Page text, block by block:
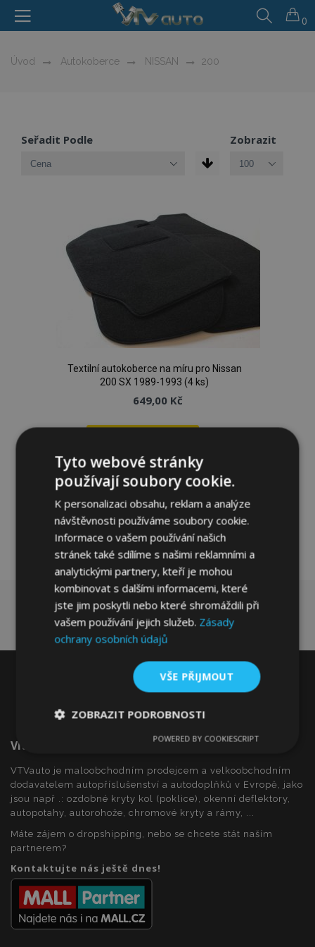
0
Úvod Autokoberce NISSAN 200
Seřadit Podle Zobrazit
Textilní autokoberce na míru pro Nissan
200 SX 1989-1993 (4 ks)
649,00 Kč
Přidat
k
oblíbeným
Vítejte Na VTVauto.cz
VTVauto je maloobchodním prodejcem a velkoobchodním
dodavatelem autopříslušenství a autodoplňků v Evropě, jako
jsou např .: ozdobné kryty kol (poklice), okenní deflektory,
autopotahy, autorohože, chromové kryty a rámy, ...
Máte zájem o dropshipping, nebo se chcete stát naším
partnerem?
Kontaktujte nás ještě dnes!
Tyto webové stránky
používají soubory cookie.
K personalizaci obsahu, reklam a analýze
návštěvnosti používáme soubory cookie.
Informace o vašem používání našich
stránek také sdílíme s našimi reklamními a
analytickými partnery, kteří je mohou
kombinovat s dalšími informacemi, které
jste jim poskytli nebo které shromáždili při
vašem používání jejich služeb. Zásady
ochrany osobních údajů
VŠE PŘIJMOUT
ZOBRAZIT PODROBNOSTI
soubory
Výkonové
Soubory
Funkční soubory
Nezbytně nutné soubory
POWERED BY COOKIESCRIPT